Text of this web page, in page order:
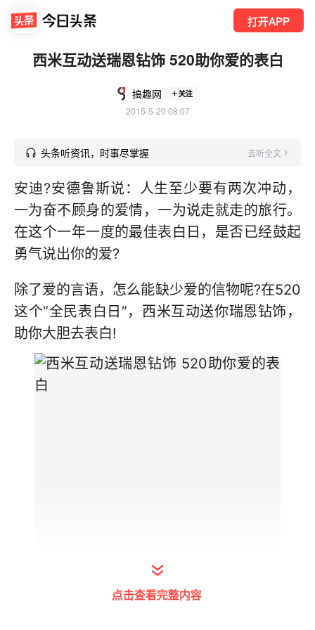
打开APP
西米互动送瑞恩钻饰 520助你爱的表白
搞趣网 关注
2015-5-20 08:07
头条听资讯，时事尽掌握 去听全文
安迪?安德鲁斯说：人生至少要有两次冲动，
一为奋不顾身的爱情，一为说走就走的旅行。
在这个一年一度的最佳表白日，是否已经鼓起
勇气说出你的爱?
除了爱的言语，怎么能缺少爱的信物呢?在520
这个“全民表白日”，西米互动送你瑞恩钻饰，
助你大胆去表白!
点击查看完整内容